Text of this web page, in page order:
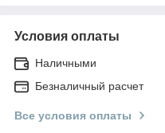
Условия оплаты
Наличными
Безналичный расчет
Все условия оплаты